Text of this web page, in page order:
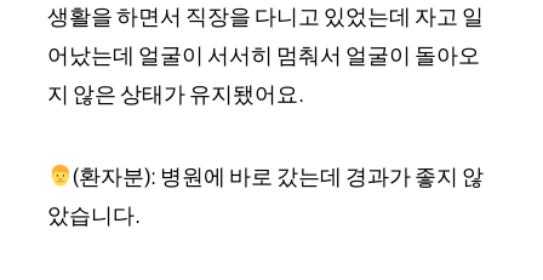
생활을 하면서 직장을 다니고 있었는데 자고 일
어났는데 얼굴이 서서히 멈춰서 얼굴이 돌아오
지 않은 상태가 유지됐어요.
(환자분): 병원에 바로 갔는데 경과가 좋지 않
았습니다.